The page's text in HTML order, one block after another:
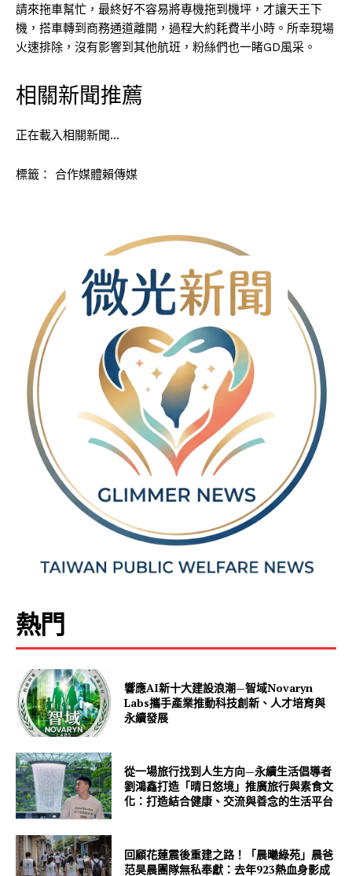
請來拖車幫忙，最終好不容易將專機拖到機坪，才讓天王下
機，搭車轉到商務通道離開，過程大約耗費半小時。所幸現場
火速排除，沒有影響到其他航班，粉絲們也一睹GD風采。
相關新聞推薦
正在載入相關新聞…
標籤： 合作媒體賴傳媒
熱門
響應AI新十大建設浪潮—智域Novaryn
Labs攜手產業推動科技創新、人才培育與
永續發展
從一場旅行找到人生方向—永續生活倡導者
劉鴻鑫打造「晴日悠境」推廣旅行與素食文
化：打造結合健康、交流與善念的生活平台
回顧花蓮震後重建之路！「晨曦綠苑」晨爸
范昊晨團隊無私奉獻：去年923熱血身影成